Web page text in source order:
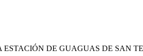
DE GUAGUAS DE SAN